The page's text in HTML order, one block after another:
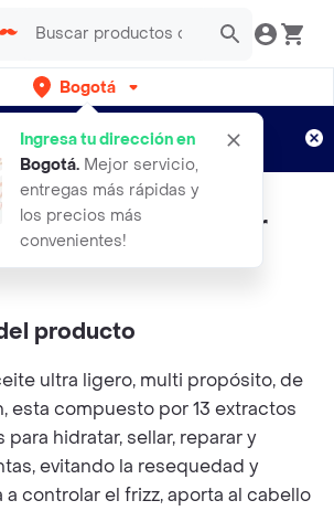
Bogotá
Ingresa tu dirección en
Bogotá. Mejor servicio,
entregas más rápidas y
los precios más
convenientes!
gratis por semanas
Aplican TyC
Bioelixir L´amour
producto
ultra ligero, multi propósito, de
esta compuesto por 13 extractos
para hidratar, sellar, reparar y
evitando la resequedad y
a controlar el frizz, aporta al cabello